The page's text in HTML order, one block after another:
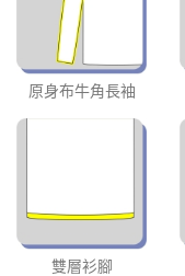
原身布牛角長袖
雙層衫腳